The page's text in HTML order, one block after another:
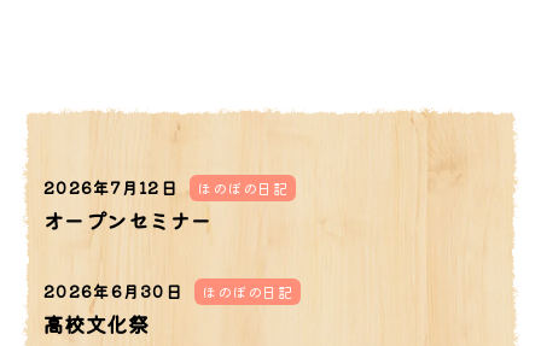
2026年7月12日 ほのぼの日記
オープンセミナー
2026年6月30日 ほのぼの日記
高校文化祭